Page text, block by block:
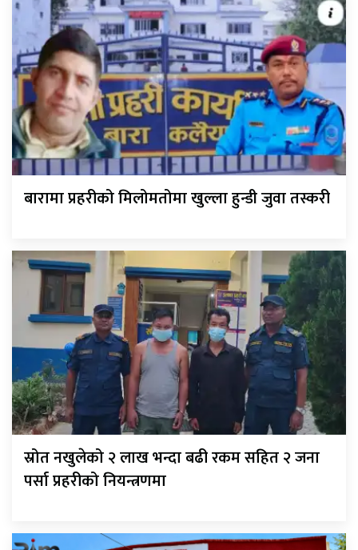
बारामा प्रहरीको मिलोमतोमा खुल्ला हुन्डी जुवा तस्करी
स्रोत नखुलेको २ लाख भन्दा बढी रकम सहित २ जना
पर्सा प्रहरीको नियन्त्रणमा